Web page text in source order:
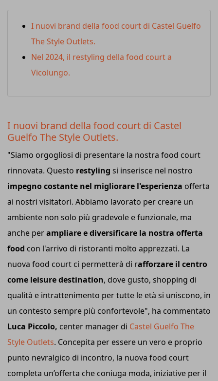
I nuovi brand della food court di Castel Guelfo
The Style Outlets.
Nel 2024, il restyling della food court a
Vicolungo.
I nuovi brand della food court di Castel
Guelfo The Style Outlets.
"Siamo orgogliosi di presentare la nostra food court
rinnovata. Questo restyling si inserisce nel nostro
impegno costante nel migliorare l'esperienza offerta
ai nostri visitatori. Abbiamo lavorato per creare un
ambiente non solo più gradevole e funzionale, ma
anche perampliare e diversificare la nostra offerta
food con l'arrivo di ristoranti molto apprezzati. La
nuova food court ci permetterà di rafforzare il centro
come leisure destination, dove gusto, shopping di
qualità e intrattenimento per tutte le età si uniscono, in
un contesto sempre più confortevole", ha commentato
Luca Piccolo, center manager di Castel Guelfo The
Style Outlets. Concepita per essere un vero e proprio
punto nevralgico di incontro, la nuova food court
completa un’offerta che coniuga moda, iniziative per il